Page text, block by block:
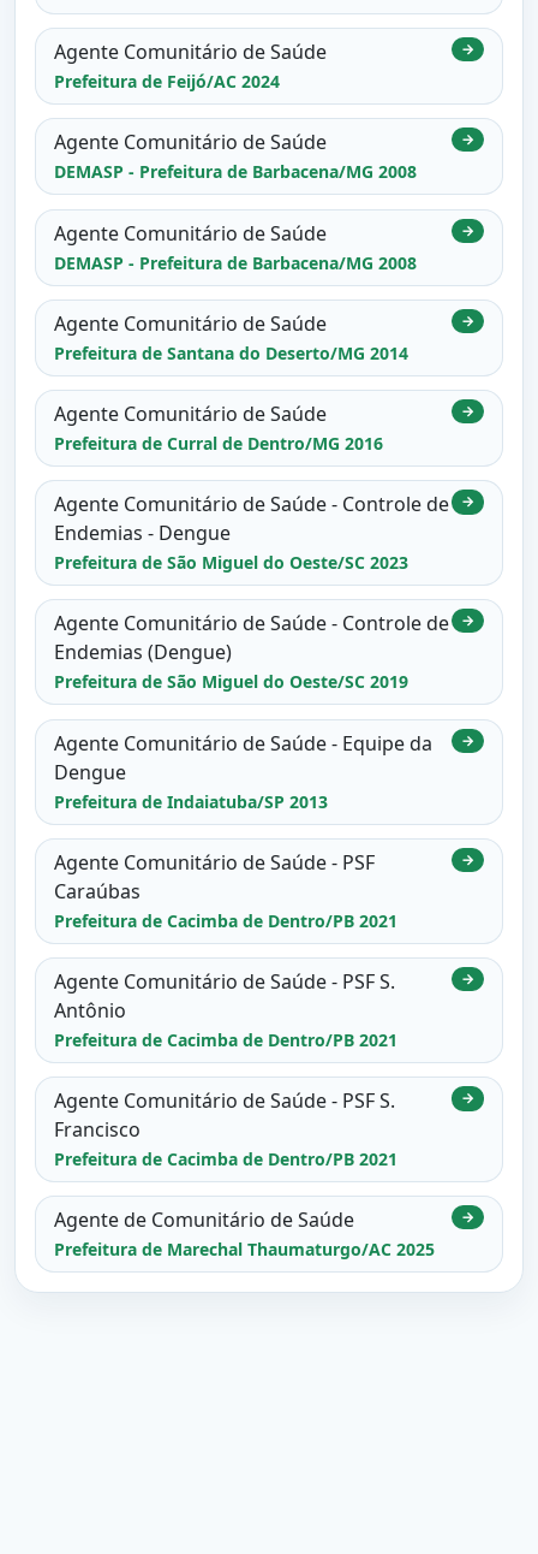
Agente Comunitário de Saúde
Prefeitura de Feijó/AC 2024
→
Agente Comunitário de Saúde
DEMASP - Prefeitura de Barbacena/MG 2008
→
Agente Comunitário de Saúde
DEMASP - Prefeitura de Barbacena/MG 2008
→
Agente Comunitário de Saúde
Prefeitura de Santana do Deserto/MG 2014
→
Agente Comunitário de Saúde
Prefeitura de Curral de Dentro/MG 2016
→
Agente Comunitário de Saúde - Controle de
Endemias - Dengue
Prefeitura de São Miguel do Oeste/SC 2023
→
Agente Comunitário de Saúde - Controle de
Endemias (Dengue)
Prefeitura de São Miguel do Oeste/SC 2019
→
Agente Comunitário de Saúde - Equipe da
Dengue
Prefeitura de Indaiatuba/SP 2013
→
Agente Comunitário de Saúde - PSF
Caraúbas
Prefeitura de Cacimba de Dentro/PB 2021
→
Agente Comunitário de Saúde - PSF S.
Antônio
Prefeitura de Cacimba de Dentro/PB 2021
→
Agente Comunitário de Saúde - PSF S.
Francisco
Prefeitura de Cacimba de Dentro/PB 2021
→
Agente de Comunitário de Saúde
Prefeitura de Marechal Thaumaturgo/AC 2025
→